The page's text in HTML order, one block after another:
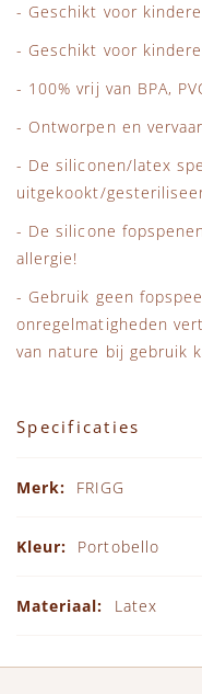
- Geschikt voor
- Geschikt voor
- 100% vrij van BPA,
- Ontworpen en
- De siliconen/latex
uitgekookt/
- De silicone
allergie!
- Gebruik geen
onregelmatigheden
van nature bij gebruik
Specificaties
FRIGG
Portobello
Latex